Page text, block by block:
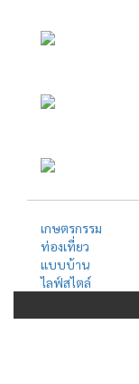
เกษตรกรรม
ท่องเที่ยว
แบบบ้าน
ไลฟ์สไตล์